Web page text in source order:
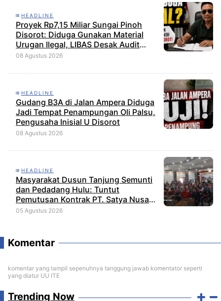
HEADLINE
Proyek Rp7,15 Miliar Sungai Pinoh
Disorot: Diduga Gunakan Material
Urugan Ilegal, LIBAS Desak Audit
Menyeluruh
08 Agustus 2026
HEADLINE
Gudang B3A di Jalan Ampera Diduga
Jadi Tempat Penampungan Oli Palsu,
Pengusaha Inisial U Disorot
08 Agustus 2026
HEADLINE
Masyarakat Dusun Tanjung Semunti
dan Pedadang Hulu: Tuntut
Pemutusan Kontrak PT. Satya Nusa
Indah Perkasa
05 Agustus 2026
Komentar
komentar yang tampil sepenuhnya tanggung jawab komentator seperti
yang diatur UU ITE
Trending Now